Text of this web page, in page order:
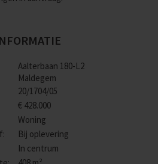
Aalterbaan 180-L2
Maldegem
20/1704/05
€ 428.000
Woning
Bij oplevering
In centrum